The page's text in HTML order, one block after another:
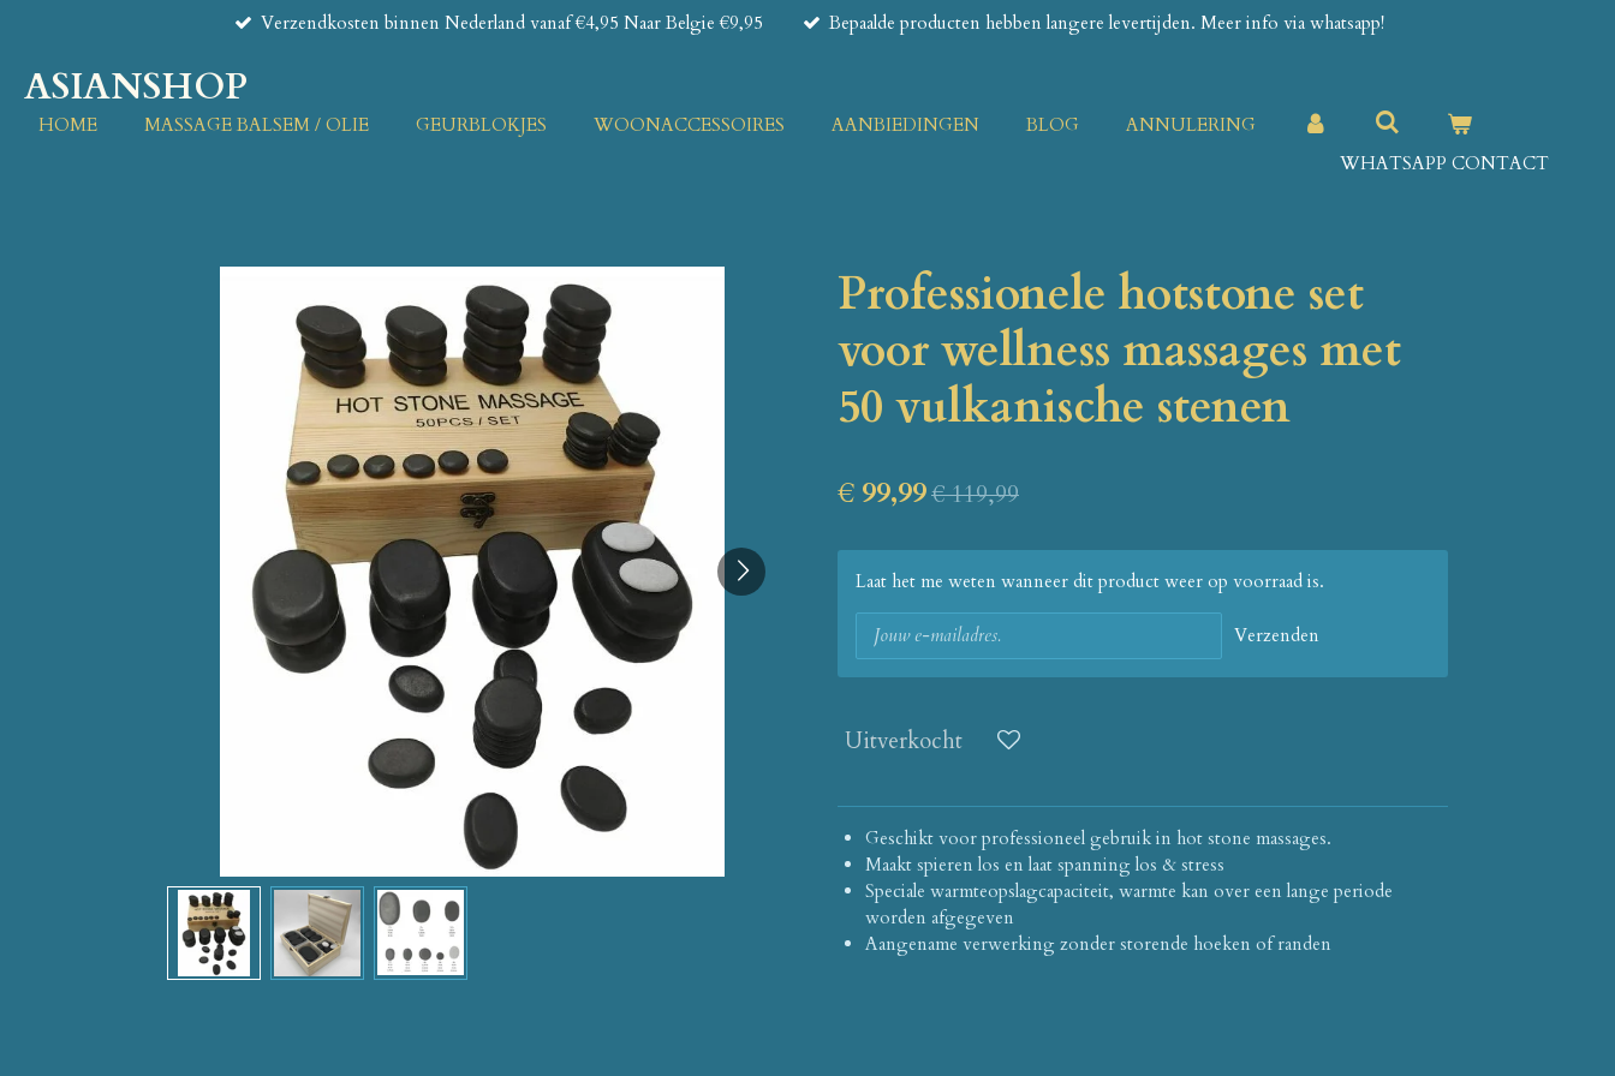
naar
de
hoofdinhoud
Verzendkosten binnen Nederland vanaf €4,95 Naar Belgie €9,95 Bepaalde producten hebben langere levertijden. Meer info via whatsapp!
ASIANSHOP
HOME MASSAGE BALSEM / OLIE GEURBLOKJES WOONACCESSOIRES AANBIEDINGEN BLOG
ANNULERING
WHATSAPP CONTACT
Professionele hotstone set
voor wellness massages met
50 vulkanische stenen
€ 99,99€ 119,99
Laat het me weten wanneer dit product weer op voorraad is.
Verzenden
Uitverkocht
Geschikt voor professioneel gebruik in hot stone massages.
Maakt spieren los en laat spanning los & stress
Speciale warmteopslagcapaciteit, warmte kan over een lange periode
worden afgegeven
Aangename verwerking zonder storende hoeken of randen